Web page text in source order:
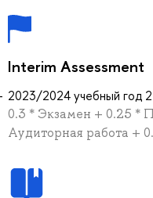
Interim Assessment
2023/2024 учебный год
0.3 * Экзамен + 0.25 *
Аудиторная работа +